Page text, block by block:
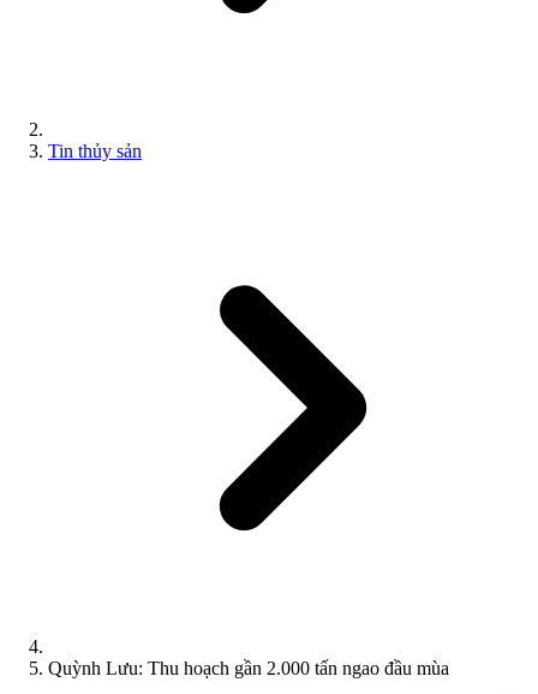
Tin thủy sản
Quỳnh Lưu: Thu hoạch gần 2.000 tấn ngao đầu mùa